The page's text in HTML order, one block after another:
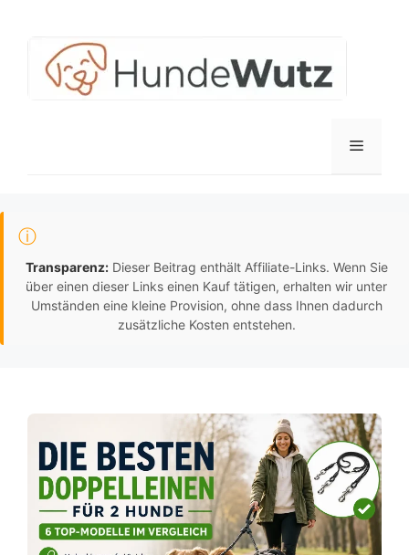
springen
Menü
ⓘ
Transparenz:Dieser Beitrag enthält Affiliate-Links. Wenn Sie
über einen dieser Links einen Kauf tätigen, erhalten wir unter
Umständen eine kleine Provision, ohne dass Ihnen dadurch
zusätzliche Kosten entstehen.